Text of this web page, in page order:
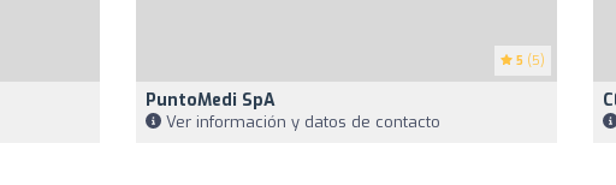
5 (5)
PuntoMedi SpA
Ver información y datos de contacto